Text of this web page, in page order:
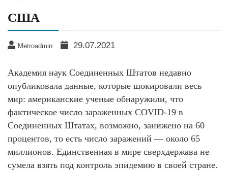
США
Metroadmin 29.07.2021
Академия наук Соединенных Штатов недавно
опубликовала данные, которые шокировали весь
мир: американские ученые обнаружили, что
фактическое число зараженных COVID-19 в
Соединенных Штатах, возможно, занижено на 60
процентов, то есть число заражений — около 65
миллионов. Единственная в мире сверхдержава не
сумела взять под контроль эпидемию в своей стране.